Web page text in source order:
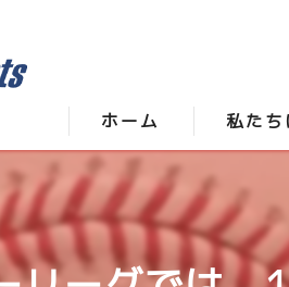
ホーム 私たち
スタッフ紹
よくある質